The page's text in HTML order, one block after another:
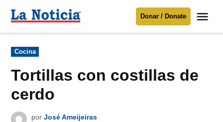
Para mantenerte informado necesitamos
contenido
Noticia
Donar / Donate
Publicado
en
Cocina
Tortillas con costillas de
cerdo
por José Ameijeiras